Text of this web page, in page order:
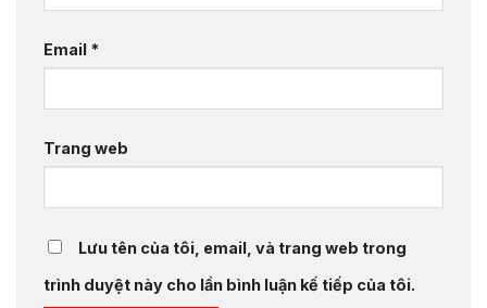
Email *
Trang web
Lưu tên của tôi, email, và trang web trong
trình duyệt này cho lần bình luận kế tiếp của tôi.